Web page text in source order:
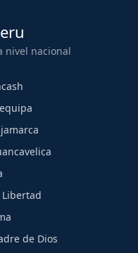
nivel nacional
Libertad
de Dios